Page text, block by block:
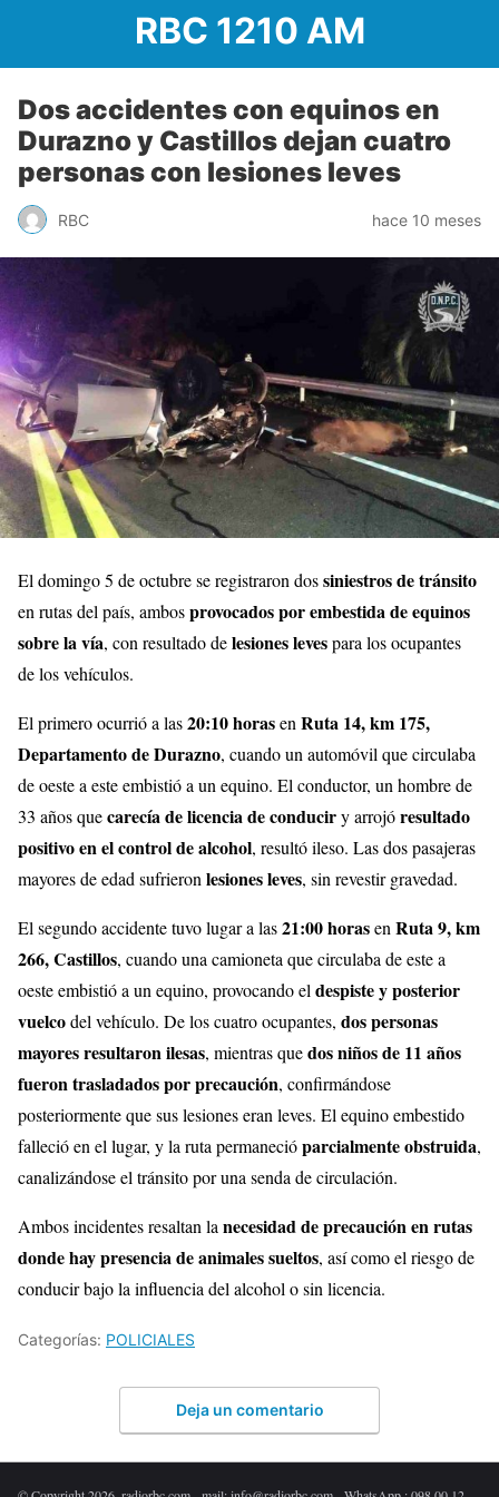
RBC 1210 AM
Dos accidentes con equinos en
Durazno y Castillos dejan cuatro
personas con lesiones leves
RBC hace 10 meses
El domingo 5 de octubre se registraron dossiniestros de tránsito
en rutas del país, ambosprovocados por embestida de equinos
sobre la vía, con resultado delesiones levespara los ocupantes
de los vehículos.
El primero ocurrió a las20:10 horasen Ruta 14, km 175,
Departamento de Durazno, cuando un automóvil que circulaba
de oeste a este embistió a un equino. El conductor, un hombre de
33 años quecarecía de licencia de conduciry arrojóresultado
positivo en el control de alcohol, resultó ileso. Las dos pasajeras
mayores de edad sufrieron lesiones leves, sin revestir gravedad.
El segundo accidente tuvo lugar a las21:00 horasen Ruta 9, km
266, Castillos, cuando una camioneta que circulaba de este a
oeste embistió a un equino, provocando el despiste y posterior
vuelcodel vehículo. De los cuatro ocupantes, dos personas
mayores resultaron ilesas, mientras quedos niños de 11 años
fueron trasladados por precaución, confirmándose
posteriormente que sus lesiones eran leves. El equino embestido
falleció en el lugar, y la ruta permanecióparcialmente obstruida,
canalizándose el tránsito por una senda de circulación.
Ambos incidentes resaltan la necesidad de precaución en rutas
donde hay presencia de animales sueltos, así como el riesgo de
conducir bajo la influencia del alcohol o sin licencia.
Categorías: POLICIALES
Deja un comentario